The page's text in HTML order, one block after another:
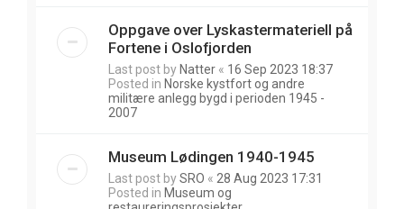
Oppgave over Lyskastermateriell på
Fortene i Oslofjorden
Last post by Natter « 16 Sep 2023 18:37
Posted in Norske kystfort og andre
militære anlegg bygd i perioden 1945 -
2007
Museum Lødingen 1940-1945
Last post bySRO « 28 Aug 2023 17:31
Posted in Museum og